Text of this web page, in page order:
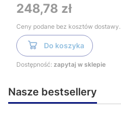
Cena
248,78 zł
Ceny podane bez kosztów dostawy.
Do koszyka
Dostępność: zapytaj w sklepie
Nasze bestsellery